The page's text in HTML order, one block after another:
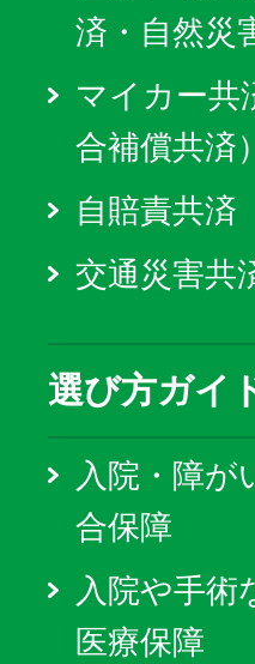
済・自然災
マイカー共
合補償共済）
自賠責共済
交通災害共
選び方ガイ
入院・障が
合保障
入院や手術
医療保障